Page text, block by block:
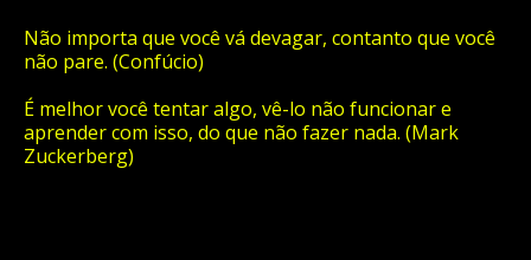
Não importa que você vá devagar, contanto que você
não pare. (Confúcio)
É melhor você tentar algo, vê-lo não funcionar e
aprender com isso, do que não fazer nada. (Mark
Zuckerberg)